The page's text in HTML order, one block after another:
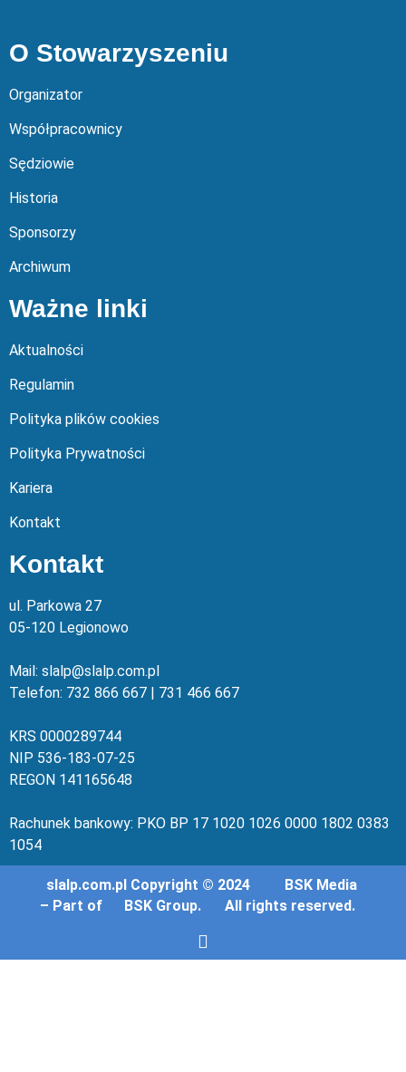
O Stowarzyszeniu
Organizator
Współpracownicy
Sędziowie
Historia
Sponsorzy
Archiwum
Ważne linki
Aktualności
Regulamin
Polityka plików cookies
Polityka Prywatności
Kariera
Kontakt
Kontakt
ul. Parkowa 27
05-120 Legionowo
Mail: slalp@slalp.com.pl
Telefon: 732 866 667 | 731 466 667
KRS 0000289744
NIP 536-183-07-25
REGON 141165648
Rachunek bankowy: PKO BP 17 1020 1026 0000 1802 0383
1054
slalp.com.pl Copyright © 2024
BSK Media
– Part of
BSK Group. All rights reserved.